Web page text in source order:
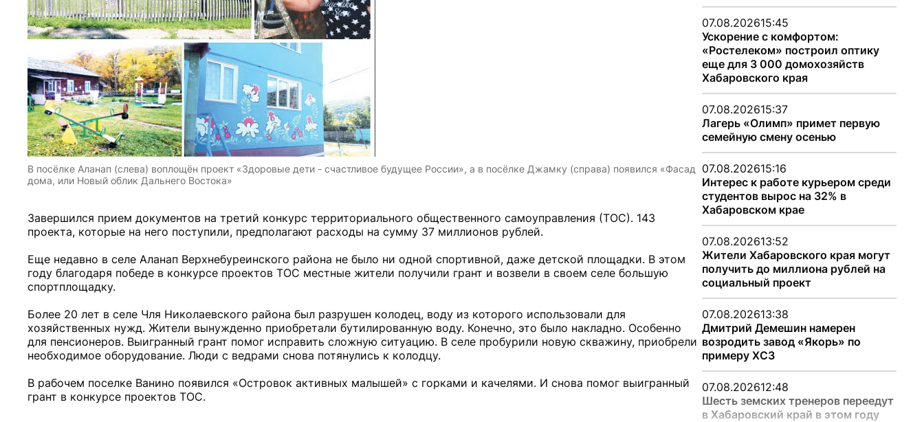
В посёлке Аланап (слева) воплощён проект «Здоровые дети - счастливое будущее России», а в посёлке Джамку (справа) появился «Фасад
дома, или Новый облик Дальнего Востока»
Завершился прием документов на третий конкурс территориального общественного самоуправления (ТОС). 143
проекта, которые на него поступили, предполагают расходы на сумму 37 миллионов рублей.
Еще недавно в селе Аланап Верхнебуреинского района не было ни одной спортивной, даже детской площадки. В этом
году благодаря победе в конкурсе проектов ТОС местные жители получили грант и возвели в своем селе большую
спортплощадку.
Более 20 лет в селе Чля Николаевского района был разрушен колодец, воду из которого использовали для
хозяйственных нужд. Жители вынужденно приобретали бутилированную воду. Конечно, это было накладно. Особенно
для пенсионеров. Выигранный грант помог исправить сложную ситуацию. В селе пробурили новую скважину, приобрели
необходимое оборудование. Люди с ведрами снова потянулись к колодцу.
В рабочем поселке Ванино появился «Островок активных малышей» с горками и качелями. И снова помог выигранный
грант в конкурсе проектов ТОС.
07.08.202615:45
Ускорение с комфортом:
«Ростелеком» построил оптику
еще для 3 000 домохозяйств
Хабаровского края
07.08.202615:37
Лагерь «Олимп» примет первую
семейную смену осенью
07.08.202615:16
Интерес к работе курьером среди
студентов вырос на 32% в
Хабаровском крае
07.08.202613:52
Жители Хабаровского края могут
получить до миллиона рублей на
социальный проект
07.08.202613:38
Дмитрий Демешин намерен
возродить завод «Якорь» по
примеру ХСЗ
07.08.202612:48
Шесть земских тренеров переедут
в Хабаровский край в этом году